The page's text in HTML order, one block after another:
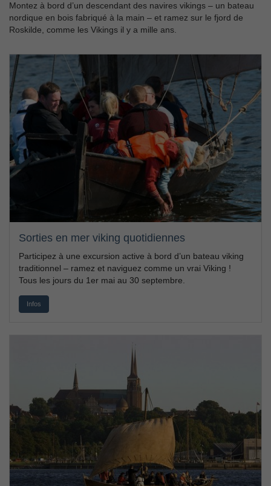
Montez à bord d’un descendant des navires vikings – un bateau
nordique en bois fabriqué à la main – et ramez sur le fjord de
Roskilde, comme les Vikings il y a mille ans.
Sorties en mer viking quotidiennes
Participez à une excursion active à bord d’un bateau viking
traditionnel – ramez et naviguez comme un vrai Viking !
Tous les jours du 1er mai au 30 septembre.
Infos